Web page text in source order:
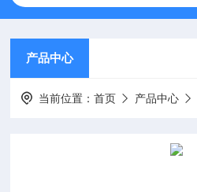
产品中心
当前位置：首页 产品中心